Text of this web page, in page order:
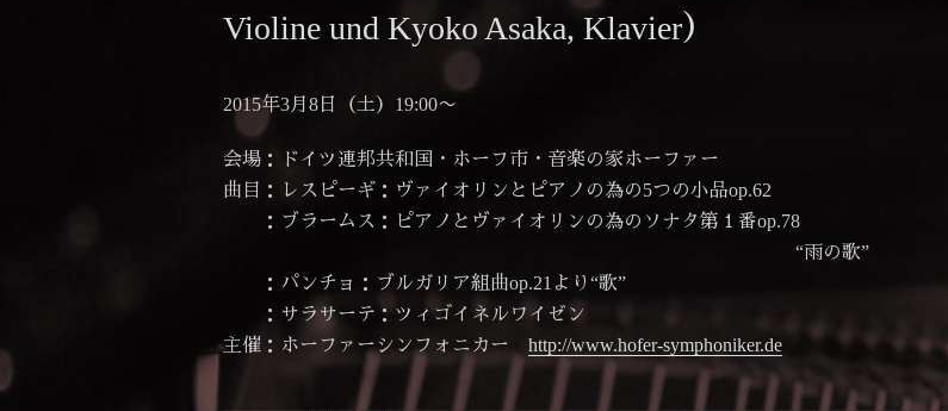
Violine und Kyoko Asaka, Klavier）
2015年3月8日（土）19:00〜
会場：ドイツ連邦共和国・ホーフ市・音楽の家ホーファー
曲目：レスピーギ：ヴァイオリンとピアノの為の5つの小品op.62
：ブラームス：ピアノとヴァイオリンの為のソナタ第１番op.78
“雨の歌”
：パンチョ：ブルガリア組曲op.21より“歌”
：サラサーテ：ツィゴイネルワイゼン
主催：ホーファーシンフォニカー http://www.hofer-symphoniker.de